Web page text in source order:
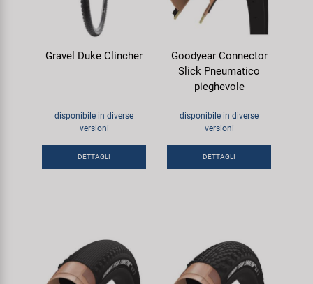
Gravel Duke Clincher
disponibile in diverse
versioni
DETTAGLI
Goodyear Connector
Slick Pneumatico
pieghevole
disponibile in diverse
versioni
DETTAGLI